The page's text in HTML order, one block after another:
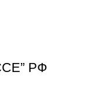
РФ